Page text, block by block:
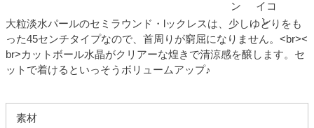
大粒淡水パールのセミラウンド・lックレスは、少しゆとりをも
った45センチタイプなので、首周りが窮屈になりません。<br><
br>カットボール水晶がクリアーな煌きで清涼感を醸します。セ
ットで着けるといっそうボリュームアップ♪
素材